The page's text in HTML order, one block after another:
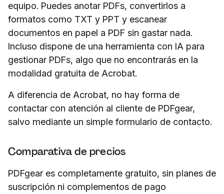
equipo. Puedes anotar PDFs, convertirlos a
formatos como TXT y PPT y escanear
documentos en papel a PDF sin gastar nada.
Incluso dispone de una herramienta con IA para
gestionar PDFs, algo que no encontrarás en la
modalidad gratuita de Acrobat.
A diferencia de Acrobat, no hay forma de
contactar con atención al cliente de PDFgear,
salvo mediante un simple formulario de contacto.
Comparativa de precios
PDFgear es completamente gratuito, sin planes de
suscripción ni complementos de pago